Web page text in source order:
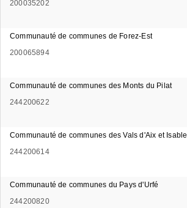
200035202
Communauté de communes de Forez-Est
200065894
Communauté de communes des Monts du Pilat
244200622
Communauté de communes des Vals d'Aix et Isable
244200614
Communauté de communes du Pays d'Urfé
244200820